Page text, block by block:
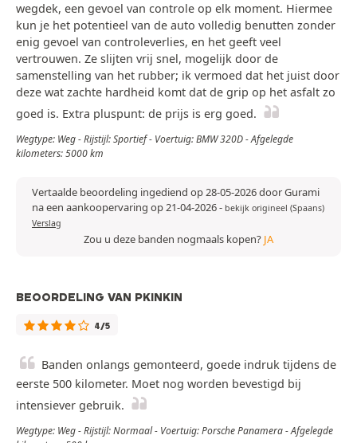
wegdek, een gevoel van controle op elk moment. Hiermee
kun je het potentieel van de auto volledig benutten zonder
enig gevoel van controleverlies, en het geeft veel
vertrouwen. Ze slijten vrij snel, mogelijk door de
samenstelling van het rubber; ik vermoed dat het juist door
deze wat zachte hardheid komt dat de grip op het asfalt zo
goed is. Extra pluspunt: de prijs is erg goed.
Wegtype: Weg - Rijstijl: Sportief - Voertuig: BMW 320D - Afgelegde
kilometers: 5000 km
Vertaalde beoordeling ingediend op 28-05-2026 door Gurami
na een aankoopervaring op 21-04-2026- bekijk origineel (Spaans)
Verslag
Zou u deze banden nogmaals kopen? JA
BEOORDELING VAN PKINKIN
4/5
Banden onlangs gemonteerd, goede indruk tijdens de
eerste 500 kilometer. Moet nog worden bevestigd bij
intensiever gebruik.
Wegtype: Weg - Rijstijl: Normaal - Voertuig: Porsche Panamera - Afgelegde